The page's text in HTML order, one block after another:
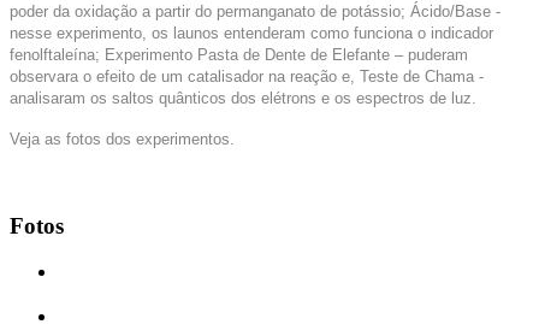
poder da oxidação a partir do permanganato de potássio; Ácido/Base -
nesse experimento, os launos entenderam como funciona o indicador
fenolftaleína; Experimento Pasta de Dente de Elefante – puderam
observara o efeito de um catalisador na reação e, Teste de Chama -
analisaram os saltos quânticos dos elétrons e os espectros de luz.
Veja as fotos dos experimentos.
Fotos